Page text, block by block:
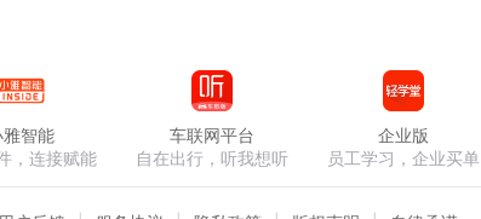
雅智能
，连接赋能
车联网平台
自在出行，听我想听
企业版
员工学习，企业买单